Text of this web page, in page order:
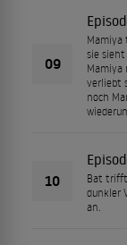
09
Mamiya
sie sieht
Mamiya
verliebt
noch
10
Bat trifft
dunkler
an.